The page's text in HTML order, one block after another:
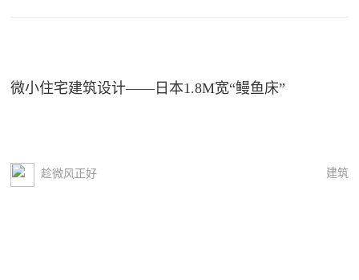
微小住宅建筑设计——日本1.8M宽“鳗鱼床”
趁微风正好 建筑